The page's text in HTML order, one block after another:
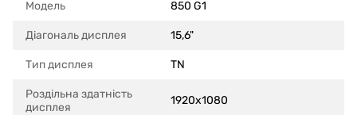
Модель 850 G1
Діагональ дисплея 15,6"
Тип дисплея TN
Роздільна здатність
дисплея
1920x1080